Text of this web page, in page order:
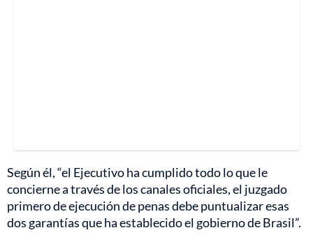
Según él, “el Ejecutivo ha cumplido todo lo que le
concierne a través de los canales oficiales, el juzgado
primero de ejecución de penas debe puntualizar esas
dos garantías que ha establecido el gobierno de Brasil”.